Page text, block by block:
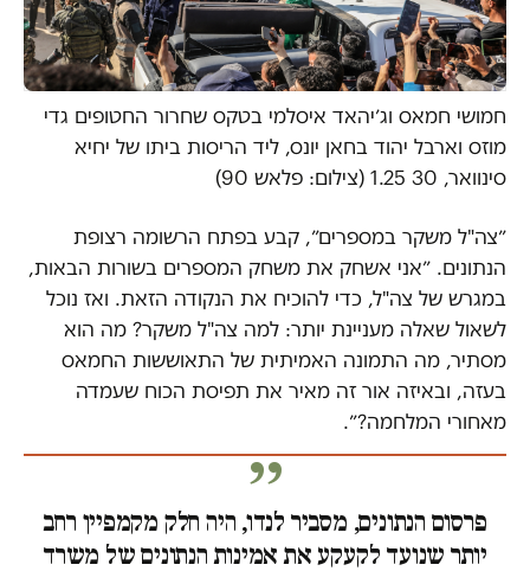
חמושי חמאס וג׳יהאד איסלמי בטקס שחרור החטופים גדי
מוזס וארבל יהוד בחאן יונס, ליד הריסות ביתו של יחיא
סינוואר, 30 1.25 (צילום: פלאש 90)
״צה"ל משקר במספרים״, קבע בפתח הרשומה רצופת
הנתונים. ״אני אשחק את משחק המספרים בשורות הבאות,
במגרש של צה"ל, כדי להוכיח את הנקודה הזאת. ואז נוכל
לשאול שאלה מעניינת יותר: למה צה"ל משקר? מה הוא
מסתיר, מה התמונה האמיתית של התאוששות החמאס
בעזה, ובאיזה אור זה מאיר את תפיסת הכוח שעמדה
מאחורי המלחמה?״.
פרסום הנתונים, מסביר לנדו, היה חלק מקמפיין רחב
יותר שנועד לקעקע את אמינות הנתונים של משרד